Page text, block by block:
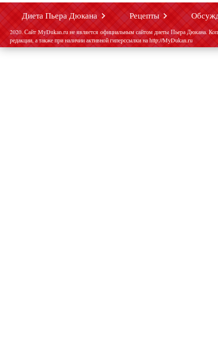
Диета Пьера Дюкана Рецепты
2020. Сайт MyDukan.ru не является официальным сайтом диеты Пьера Дюкана.
редакции, а также при наличии активной гиперссылки на http://MyDukan.ru